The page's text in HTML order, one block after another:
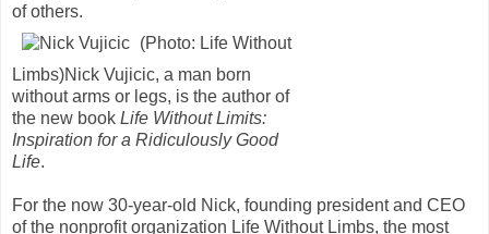
of others.
(Photo: Life Without
Limbs)Nick Vujicic, a man born
without arms or legs, is the author of
the new book Life Without Limits:
Inspiration for a Ridiculously Good
Life.
For the now 30-year-old Nick, founding president and CEO
of the nonprofit organization Life Without Limbs, the most